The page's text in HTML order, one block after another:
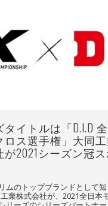
イトルは「D.I.D
ロス選手権」大同
が2021シーズン冠
ムのトップブランドとして
業株式会社が、2021全日本